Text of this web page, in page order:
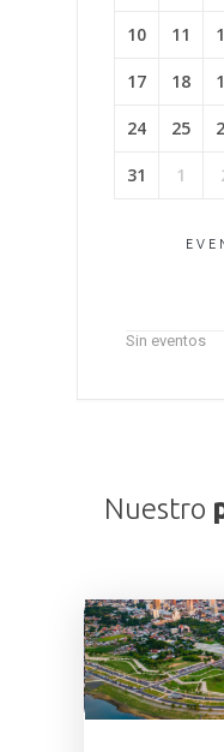
10 11
17 18
24 25
31 1
Sin eventos
Nuestro